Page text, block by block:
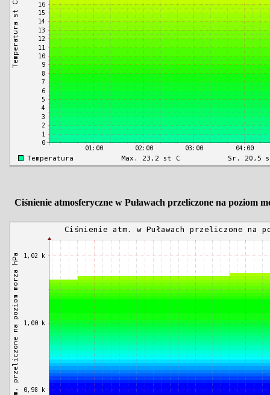
Ciśnienie atmosferyczne w Puławach przeliczone na poziom